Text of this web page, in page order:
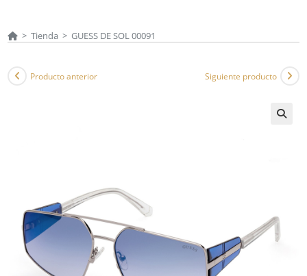
> Tienda > GUESS DE SOL 00091
Producto anterior Siguiente producto